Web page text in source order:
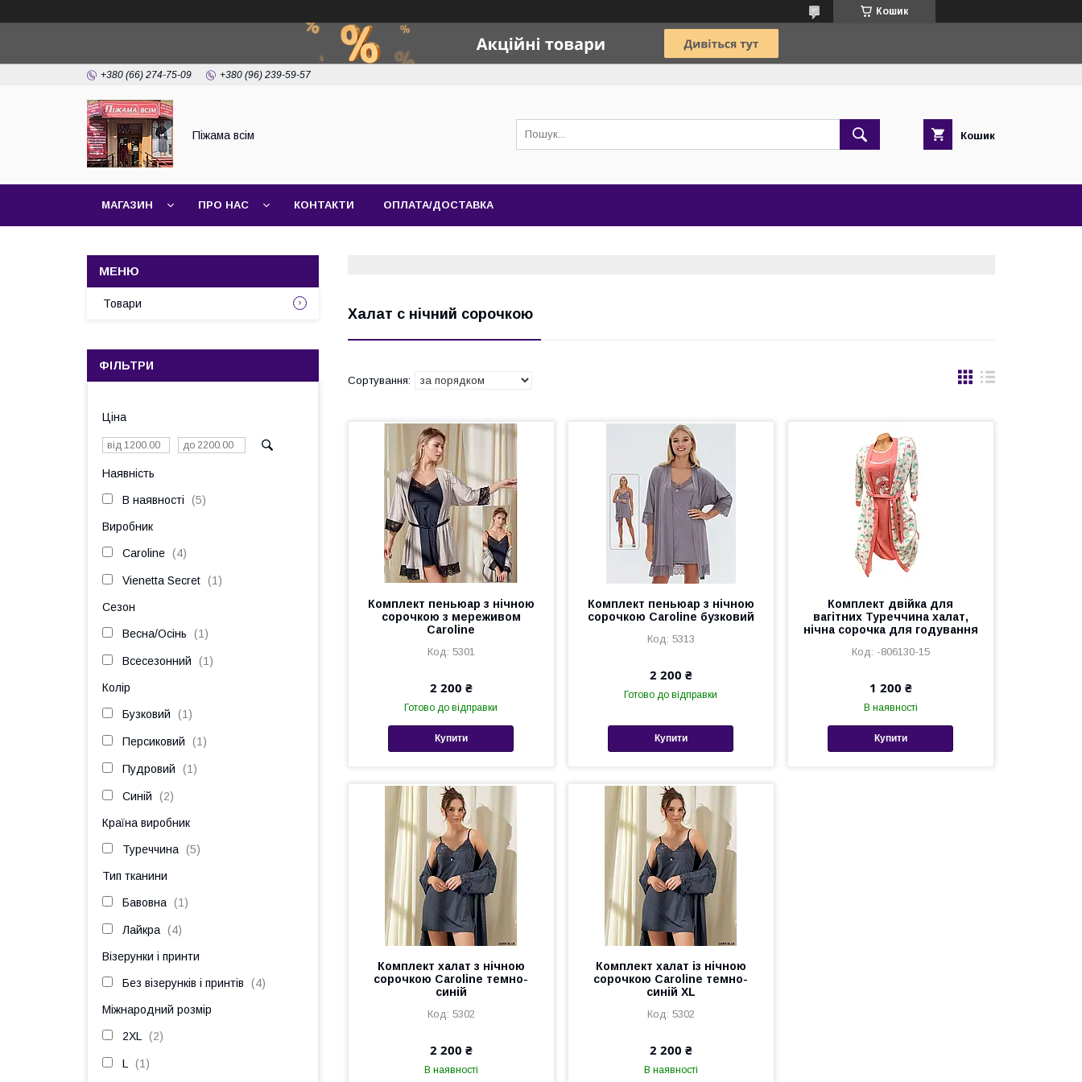
Кошик
+380 (66) 274-75-09 +380 (96) 239-59-57
Піжама всім Кошик
МАГАЗИН ПРО НАС КОНТАКТИ ОПЛАТА/ДОСТАВКА
Халат c нічний сорочкою
Комплект пеньюар з нічною
сорочкою з мереживом
Caroline
5301
2 200 ₴
Готово до відправки
Купити
Комплект пеньюар з нічною
сорочкою Caroline бузковий
5313
2 200 ₴
Готово до відправки
Купити
Комплект двійка для
вагітних Туреччина халат,
нічна сорочка для годування
-806130-15
1 200 ₴
В наявності
Купити
Комплект халат з нічною
сорочкою Caroline темно-
синій
5302
2 200 ₴
В наявності
Комплект халат із нічною
сорочкою Caroline темно-
синій XL
5302
2 200 ₴
В наявності
Товари
ФІЛЬТРИ
Ціна
Наявність
В наявності 5
Виробник
Caroline 4
Vienetta Secret 1
Сезон
Весна/Осінь 1
Всесезонний 1
Колір
Бузковий 1
Персиковий 1
Пудровий 1
Синій 2
Країна виробник
Туреччина 5
Тип тканини
Бавовна 1
Лайкра 4
Візерунки і принти
Без візерунків і принтів 4
Міжнародний розмір
2XL 2
L 1